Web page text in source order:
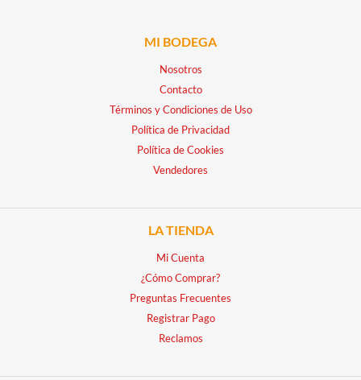
MI BODEGA
Nosotros
Contacto
Términos y Condiciones de Uso
Política de Privacidad
Política de Cookies
Vendedores
LA TIENDA
Mi Cuenta
¿Cómo Comprar?
Preguntas Frecuentes
Registrar Pago
Reclamos